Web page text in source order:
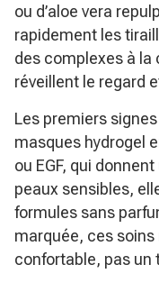
ou d’aloe vera
rapidement les
des complexes à la
réveillent le regard
Les premiers
masques hydrogel
ou EGF, qui
peaux sensibles,
formules sans
marquée, ces
confortable, pas un